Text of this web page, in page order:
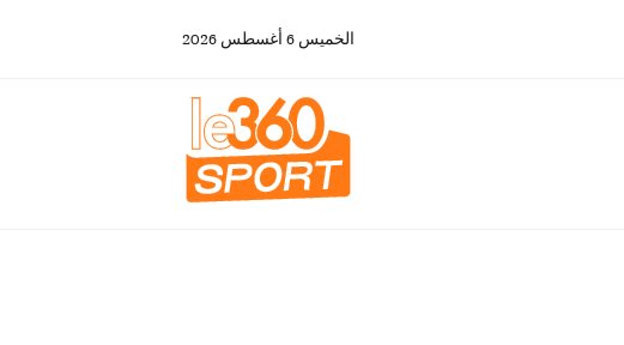
الخميس 6 أغسطس 2026